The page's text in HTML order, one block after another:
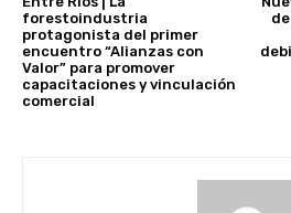
forestoindustria
protagonista del primer
encuentro “Alianzas con
Valor” para promover
capacitaciones y vinculación
comercial